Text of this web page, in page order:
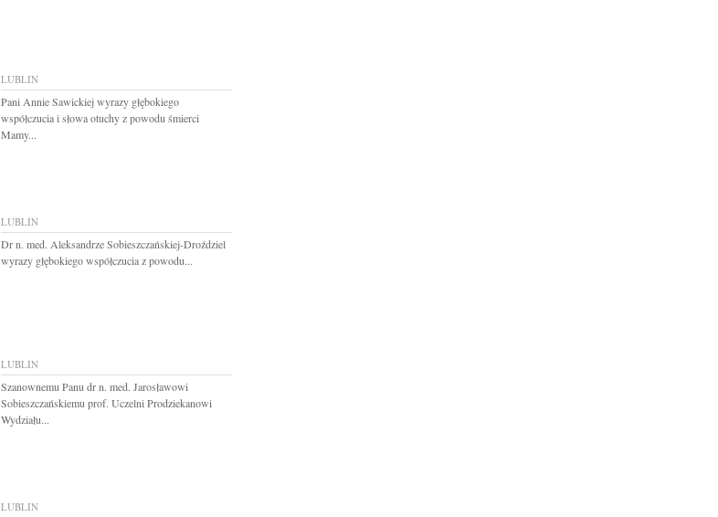
LUBLIN
Pani Annie Sawickiej wyrazy głębokiego
współczucia i słowa otuchy z powodu śmierci
Mamy...
LUBLIN
Dr n. med. Aleksandrze Sobieszczańskiej-Droździel
wyrazy głębokiego współczucia z powodu...
LUBLIN
Szanownemu Panu dr n. med. Jarosławowi
Sobieszczańskiemu prof. Uczelni Prodziekanowi
Wydziału...
LUBLIN